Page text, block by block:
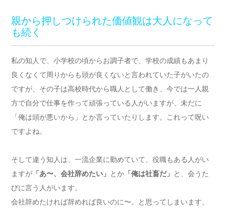
親から押しつけられた価値観は大人になって
も続く
私の知人で、小学校の頃からお調子者で、学校の成績もあまり
良くなくて周りからも頭が良くないと言われていた子がいたの
ですが、その子は高校時代から職人として働き、今では一人親
方で自分で仕事を作って頑張っている人がいますが、未だに
「俺は頭が悪いから」とか言っていたりします。これって呪い
ですよね。
そして違う知人は、一流企業に勤めていて、役職もある人がい
ますが 「あ〜、会社辞めたい」 とか 「俺は社畜だ」 と、会うた
びに言う人がいます。
会社辞めたければ辞めれば良いのに〜。と思ってしまいます。